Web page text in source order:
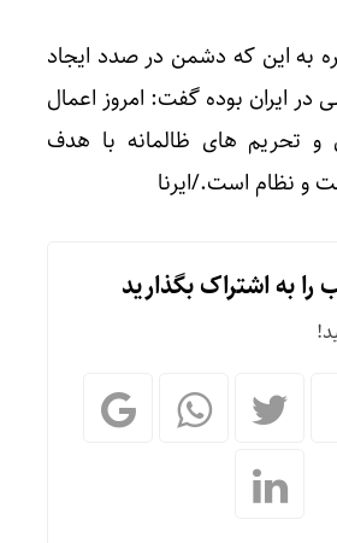
به این که دشمن در صدد ایجاد
ایران بوده گفت: امروز اعمال
و تحریم های ظالمانه با هدف
و نظام است./ایرنا
به اشتراک بگذارید